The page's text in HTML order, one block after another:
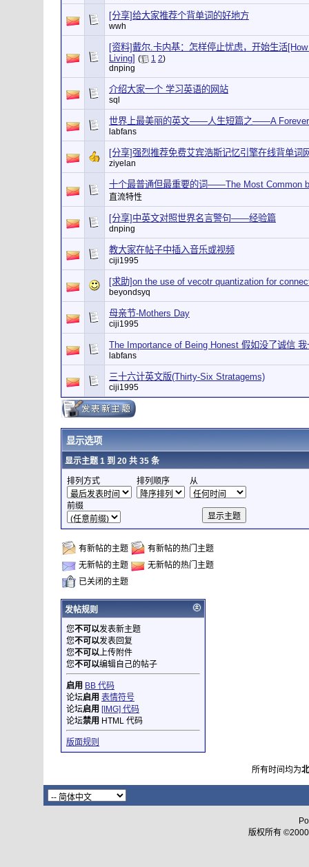
[分享]给大家推荐个背单词的好地方
wwh
[资料]戴尔.卡内基：怎样停止忧虑，开始生活
Living] ( 1 2)
dnping
介绍大家一个 学习英语的网站
sql
世界上最美丽的英文——人生短篇之——A Forever
labfans
[分享]强烈推荐免费艾宾浩斯记忆引擎在线背单词
ziyelan
十个最普通但最重要的词——The Most Common
直流特性
[分享]中英文对照世界名言警句——经验篇
dnping
教大家在帖子中插入音乐或视频
ciji1995
[求助]on the use of vecotr quantization for
beyondsyq
母亲节-Mothers Day
ciji1995
The Importance of Being Honest 假如没了诚信
labfans
三十六计英文版(Thirty-Six Stratagems)
ciji1995
显示选项
显示主题 1 到 20 共 35 条
排列方式 排列顺序 从
前缀
有新帖的主题
有新帖的热门主题
无新帖的主题
无新帖的热门主题
已关闭的主题
发帖规则
您不可以发表新主题
您不可以发表回复
您不可以上传附件
您不可以编辑自己的帖子
启用 BB 代码
论坛启用 表情符号
论坛启用 [IMG] 代码
论坛禁用 HTML 代码
版面规则
所有时间均为
版权所有